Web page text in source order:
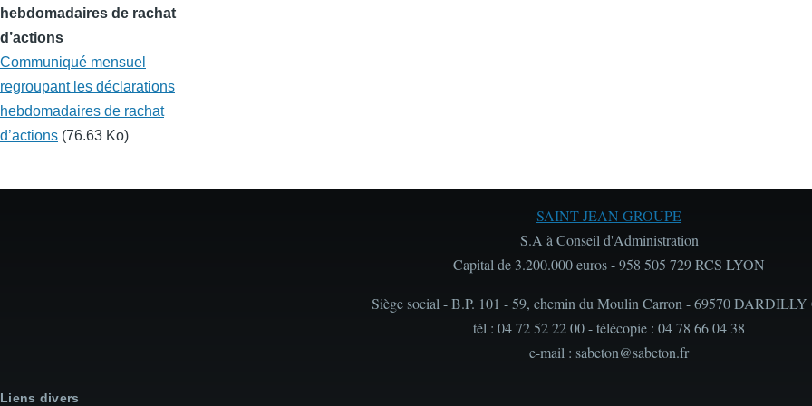
hebdomadaires de rachat
d’actions
Communiqué mensuel
regroupant les déclarations
hebdomadaires de rachat
d’actions (76.63 Ko)
SAINT JEAN GROUPE
S.A à Conseil d'Administration
Capital de 3.200.000 euros - 958 505 729 RCS LYON
Siège social - B.P. 101 - 59, chemin du Moulin Carron - 69570 DARDILLY
tél : 04 72 52 22 00 - télécopie : 04 78 66 04 38
e-mail : sabeton@sabeton.fr
Liens divers